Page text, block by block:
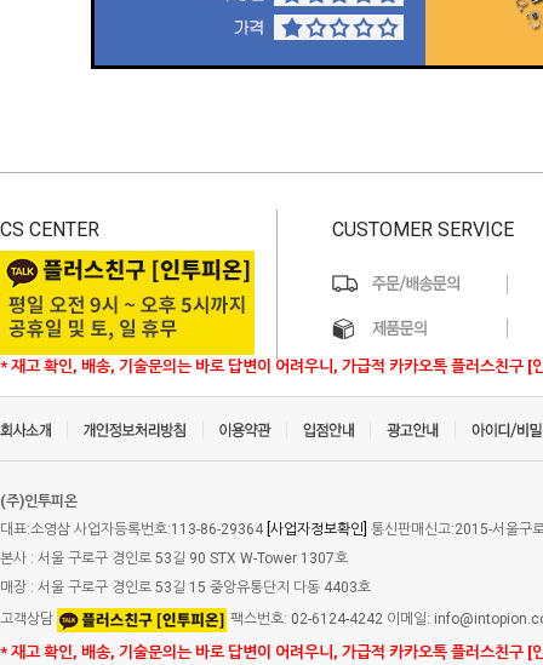
CS CENTER
* 재고 확인, 배송, 기술문의는 바로 답변이 어려우니, 가급적 카카오톡 플러스친구 [
CUSTOMER SERVICE
(주)인투피온
대표:소영삼 사업자등록번호:113-86-29364 [사업자정보확인] 통신판매신고:2015-서울구
본사 : 서울 구로구 경인로 53길 90 STX W-Tower 1307호
매장 : 서울 구로구 경인로 53길 15 중앙유통단지 다동 4403호
고객상담
팩스번호: 02-6124-4242 이메일:
* 재고 확인, 배송, 기술문의는 바로 답변이 어려우니, 가급적 카카오톡 플러스친구 [